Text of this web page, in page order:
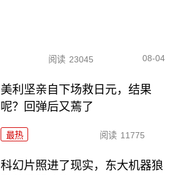
阅读 23045 08-04
美利坚亲自下场救日元，结果
呢？回弹后又蔫了
最热 阅读 11775
科幻片照进了现实，东大机器狼